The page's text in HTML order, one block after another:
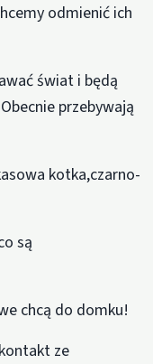
odmienić ich
świat i będą
przebywają
kotka,czarno-
są
chcą do domku!
ze